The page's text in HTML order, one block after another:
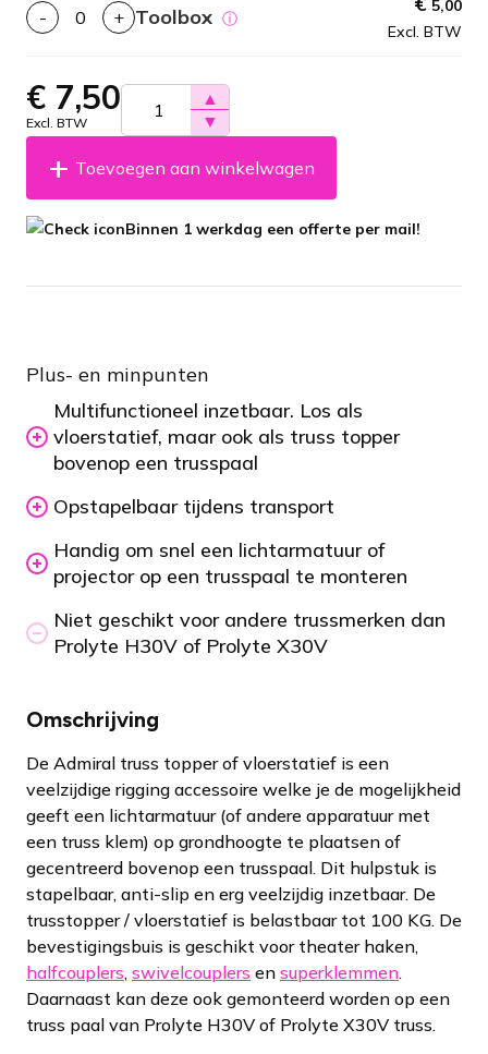
- + Toolbox ⓘ
5,00
Excl. BTW
€ 7,50
Excl. BTW
▲
▼
Toevoegen aan winkelwagen
Binnen 1 werkdag een offerte per mail!
Plus- en minpunten
Multifunctioneel inzetbaar. Los als
vloerstatief, maar ook als truss topper
bovenop een trusspaal
Opstapelbaar tijdens transport
Handig om snel een lichtarmatuur of
projector op een trusspaal te monteren
Niet geschikt voor andere trussmerken dan
Prolyte H30V of Prolyte X30V
Omschrijving
De Admiral truss topper of vloerstatief is een
veelzijdige rigging accessoire welke je de mogelijkheid
geeft een lichtarmatuur (of andere apparatuur met
een truss klem) op grondhoogte te plaatsen of
gecentreerd bovenop een trusspaal. Dit hulpstuk is
stapelbaar, anti-slip en erg veelzijdig inzetbaar. De
trusstopper / vloerstatief is belastbaar tot 100 KG. De
bevestigingsbuis is geschikt voor theater haken,
halfcouplers, swivelcouplers en superklemmen.
Daarnaast kan deze ook gemonteerd worden op een
truss paal van Prolyte H30V of Prolyte X30V truss.